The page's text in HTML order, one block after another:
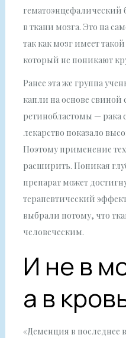
гематоэнцефалический
в ткани мозга. Это на
так как мозг имеет
который не поникают
Ранее эта же группа
капли на основе
ретинобластомы — рака
лекарство показало
Поэтому применение
расширить. Поникая
препарат может
терапевтический
выбрали потому, что
человеческим.
И не в
а в
«Деменция в последнее